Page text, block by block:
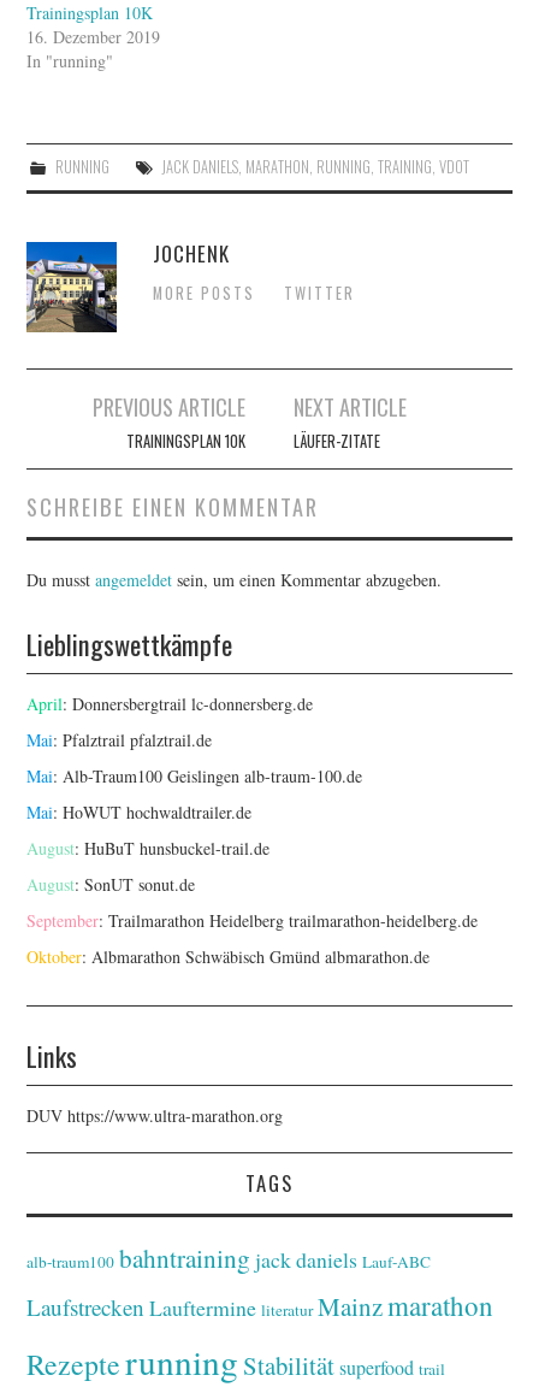
Trainingsplan 10K
16. Dezember 2019
In "running"
RUNNING JACK DANIELS, MARATHON, RUNNING, TRAINING, VDOT
JOCHENK
MORE POSTS TWITTER
Artikel-
Navigation
PREVIOUS ARTICLE
TRAININGSPLAN 10K
NEXT ARTICLE
LÄUFER-ZITATE
SCHREIBE EINEN KOMMENTAR
Du musstangemeldet sein, um einen Kommentar abzugeben.
Lieblingswettkämpfe
April: Donnersbergtraillc-donnersberg.de
Mai: Pfalztrailpfalztrail.de
Mai: Alb-Traum100 Geislingenalb-traum-100.de
Mai: HoWUThochwaldtrailer.de
August: HuBuThunsbuckel-trail.de
August: SonUTsonut.de
September: Trailmarathon Heidelbergtrailmarathon-heidelberg.de
Oktober: Albmarathon Schwäbisch Gmündalbmarathon.de
Links
DUVhttps://www.ultra-marathon.org
TAGS
alb-traum100 bahntraining jack daniels Lauf-ABC
Laufstrecken Lauftermine literatur Mainzmarathon
Rezepterunning Stabilität superfood trail